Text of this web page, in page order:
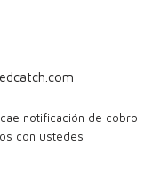
notificación de cobro
con ustedes